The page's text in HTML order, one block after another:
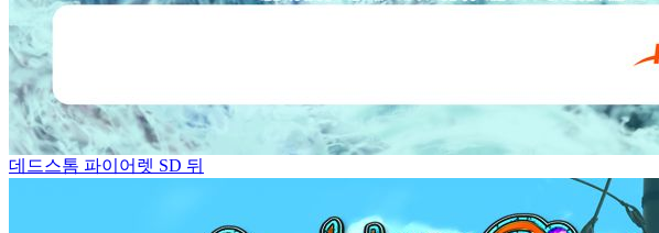
데드스톰 파이어렛 SD 뒤